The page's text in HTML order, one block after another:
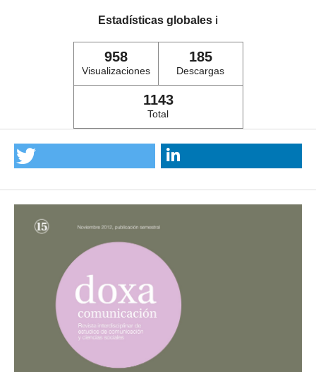
Estadísticas globales ℹ️
958
Visualizaciones
185
Descargas
1143
Total